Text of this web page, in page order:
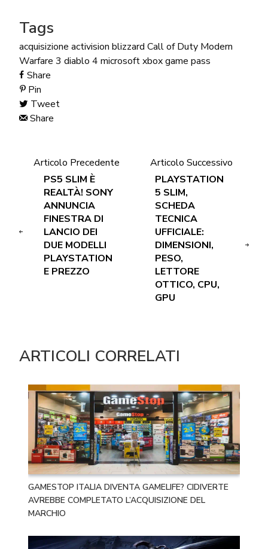
Tags
acquisizione activision blizzard Call of Duty Modern
Warfare 3 diablo 4 microsoftxbox game pass
Share
Pin
Tweet
Share
Articolo Precedente
PS5 SLIM È
REALTÀ! SONY
ANNUNCIA
FINESTRA DI
LANCIO DEI
DUE MODELLI
PLAYSTATION
E PREZZO
Articolo Successivo
PLAYSTATION
5 SLIM,
SCHEDA
TECNICA
UFFICIALE:
DIMENSIONI,
PESO,
LETTORE
OTTICO, CPU,
GPU
ARTICOLI CORRELATI
GAMESTOP ITALIA DIVENTA GAMELIFE? CIDIVERTE
AVREBBE COMPLETATO L’ACQUISIZIONE DEL
MARCHIO